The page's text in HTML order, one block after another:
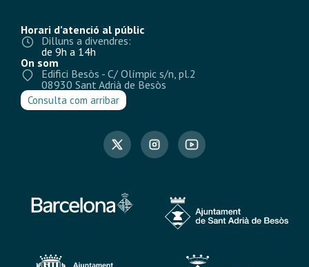
Horari d’atenció al públic
Dilluns a divendres:
de 9h a 14h
On som
Edifici Besòs - C/ Olímpic s/n, pl.2
08930 Sant Adrià de Besòs
Consulta com arribar